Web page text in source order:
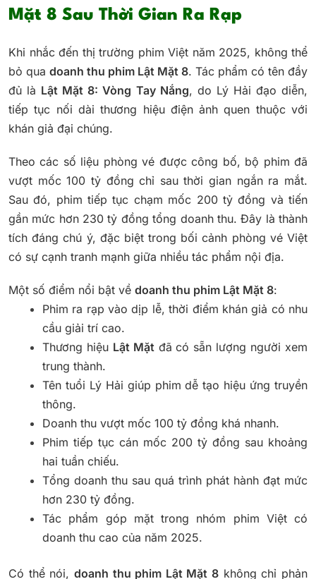
Mặt 8 Sau Thời Gian Ra Rạp
Khi nhắc đến thị trường phim Việt năm 2025, không thể
bỏ qua doanh thu phim Lật Mặt 8. Tác phẩm có tên đầy
đủ là Lật Mặt 8: Vòng Tay Nắng, do Lý Hải đạo diễn,
tiếp tục nối dài thương hiệu điện ảnh quen thuộc với
khán giả đại chúng.
Theo các số liệu phòng vé được công bố, bộ phim đã
vượt mốc 100 tỷ đồng chỉ sau thời gian ngắn ra mắt.
Sau đó, phim tiếp tục chạm mốc 200 tỷ đồng và tiến
gần mức hơn 230 tỷ đồng tổng doanh thu. Đây là thành
tích đáng chú ý, đặc biệt trong bối cảnh phòng vé Việt
có sự cạnh tranh mạnh giữa nhiều tác phẩm nội địa.
Một số điểm nổi bật về doanh thu phim Lật Mặt 8:
Phim ra rạp vào dịp lễ, thời điểm khán giả có nhu
cầu giải trí cao.
Thương hiệu Lật Mặtđã có sẵn lượng người xem
trung thành.
Tên tuổi Lý Hải giúp phim dễ tạo hiệu ứng truyền
thông.
Doanh thu vượt mốc 100 tỷ đồng khá nhanh.
Phim tiếp tục cán mốc 200 tỷ đồng sau khoảng
hai tuần chiếu.
Tổng doanh thu sau quá trình phát hành đạt mức
hơn 230 tỷ đồng.
Tác phẩm góp mặt trong nhóm phim Việt có
doanh thu cao của năm 2025.
Có thể nói, doanh thu phim Lật Mặt 8 không chỉ phản